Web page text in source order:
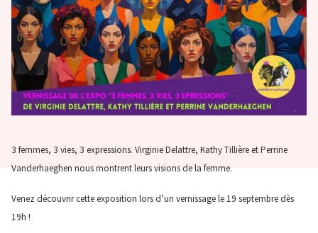
3 femmes, 3 vies, 3 expressions. Virginie Delattre, Kathy Tillière et Perrine
Vanderhaeghen nous montrent leurs visions de la femme.
Venez découvrir cette exposition lors d’un vernissage le 19 septembre dès
19h !